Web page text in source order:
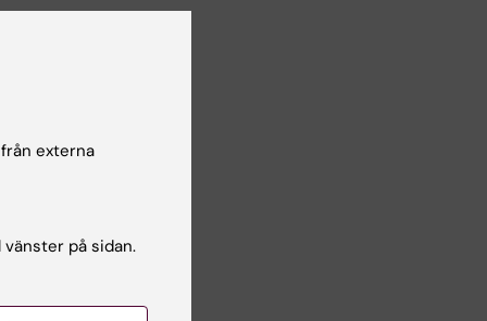
externa
på sidan.